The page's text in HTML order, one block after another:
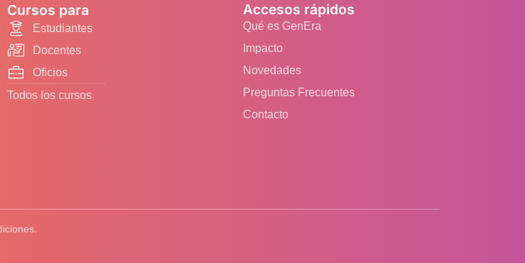
Cursos para
Estudiantes
Docentes
Oficios
Todos los cursos
Accesos rápidos
Qué es GenEra
Impacto
Novedades
Preguntas Frecuentes
Contacto